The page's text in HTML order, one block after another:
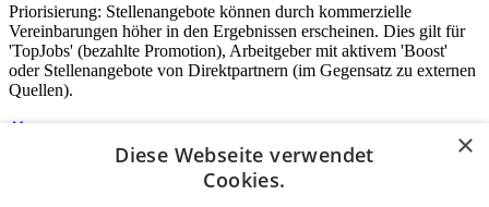
Priorisierung: Stellenangebote können durch kommerzielle
Vereinbarungen höher in den Ergebnissen erscheinen. Dies gilt für
'TopJobs' (bezahlte Promotion), Arbeitgeber mit aktivem 'Boost'
oder Stellenangebote von Direktpartnern (im Gegensatz zu externen
Quellen).
Login für Unternehmen
×
Diese Webseite verwendet
Cookies.